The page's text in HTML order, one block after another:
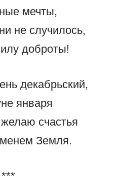
мечты,
не случилось,
доброты!
декабрьский,
января
счастья
Земля.
***